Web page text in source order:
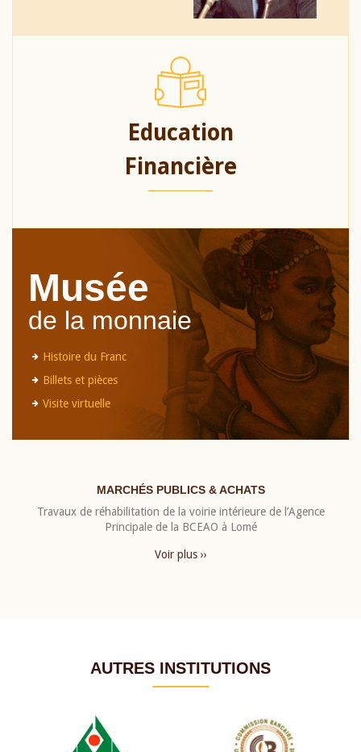
Education
Financière
Musée
de la monnaie
Histoire du Franc
Billets et pièces
Visite virtuelle
MARCHÉS PUBLICS & ACHATS
Travaux de réhabilitation de la voirie intérieure de l’Agence
Principale de la BCEAO à Lomé
Voir plus ››
AUTRES INSTITUTIONS